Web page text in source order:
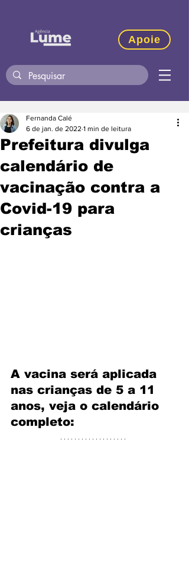
Apoie
Prefeitura divulga
calendário de
vacinação contra a
Covid-19 para
crianças
Fernanda Calé
6 de jan. de 2022 1 min de leitura
A vacina será aplicada
nas crianças de 5 a 11
anos, veja o calendário
completo: